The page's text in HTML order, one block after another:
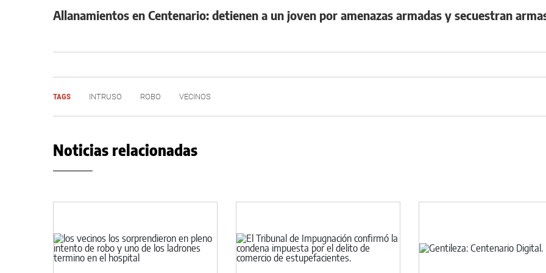
Allanamientos en Centenario: detienen a un joven por amenazas armadas y secuestran
TAGS INTRUSO ROBO VECINOS
Noticias relacionadas